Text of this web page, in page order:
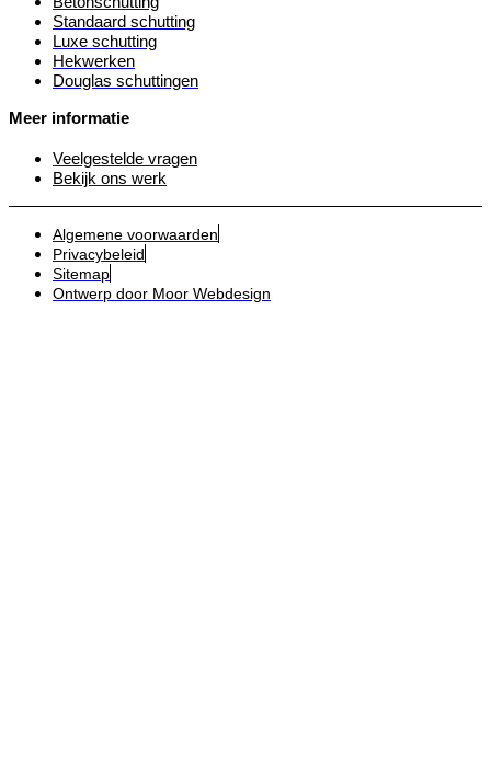
Standaard schutting
Luxe schutting
Hekwerken
Douglas schuttingen
Meer informatie
Veelgestelde vragen
Bekijk ons werk
Algemene voorwaarden
Privacybeleid
Sitemap
Ontwerp door Moor Webdesign